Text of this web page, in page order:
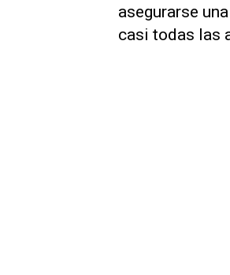
asegurarse
casi todas las